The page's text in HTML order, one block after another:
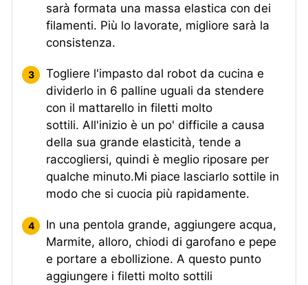
sarà formata una massa elastica con dei
filamenti. Più lo lavorate, migliore sarà la
consistenza.
Togliere l'impasto dal robot da cucina e
dividerlo in 6 palline uguali da stendere
con il mattarello in filetti molto
sottili. All'inizio è un po' difficile a causa
della sua grande elasticità, tende a
raccogliersi, quindi è meglio riposare per
qualche minuto.Mi piace lasciarlo sottile in
modo che si cuocia più rapidamente.
In una pentola grande, aggiungere acqua,
Marmite, alloro, chiodi di garofano e pepe
e portare a ebollizione. A questo punto
aggiungere i filetti molto sottili